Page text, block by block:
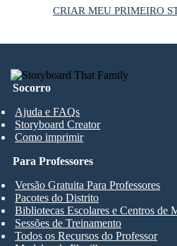
CRIAR MEU PRIMEIRO
Socorro
Ajuda e FAQs
Storyboard Creator
Como imprimir
Para Professores
Versão Gratuita Para Professores
Pacotes do Distrito
Bibliotecas Escolares e Centros de
Sessões de Treinamento
Todos os Recursos do Professor